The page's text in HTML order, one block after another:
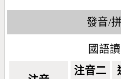
發音/
國語
注音二